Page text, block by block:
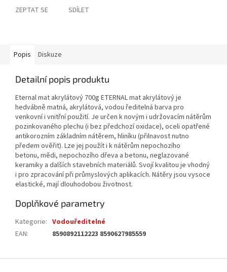
ZEPTAT SE SDÍLET
Popis Diskuze
Detailní popis produktu
Eternal mat akrylátový 700g ETERNAL mat akrylátový je
hedvábně matná, akrylátová, vodou ředitelná barva pro
venkovní i vnitřní použití. Je určen k novým i udržovacím nátěrům
pozinkovaného plechu (i bez předchozí oxidace), oceli opatřené
antikorozním základním nátěrem, hliníku (přilnavost nutno
předem ověřit). Lze jej použít i k nátěrům nepochozího
betonu, mědi, nepochozího dřeva a betonu, neglazované
keramiky a dalších stavebních materiálů. Svojí kvalitou je vhodný
i pro zpracování při průmyslových aplikacích. Nátěry jsou vysoce
elastické, mají dlouhodobou životnost.
Doplňkové parametry
Kategorie: Vodouředitelné
EAN: 8590892112223 8590627985559